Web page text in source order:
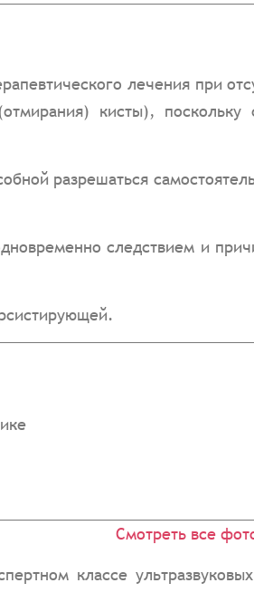
лечения при
кисты), поскольку
разрешаться
следствием и
Смотреть все
классе